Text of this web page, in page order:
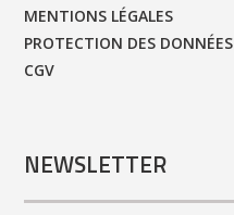
MENTIONS LÉGALES
PROTECTION DES DONNÉES
CGV
NEWSLETTER